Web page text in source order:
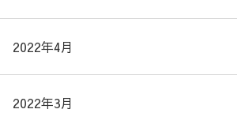
2022年4月
2022年3月